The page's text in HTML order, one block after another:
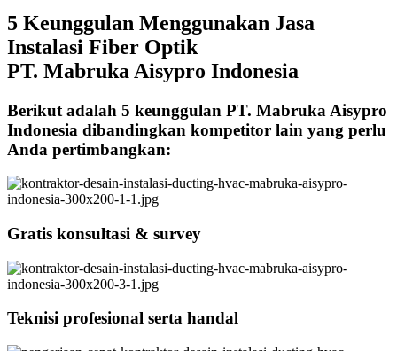
5 Keunggulan Menggunakan Jasa
Instalasi Fiber Optik
PT. Mabruka Aisypro Indonesia
Berikut adalah 5 keunggulan PT. Mabruka Aisypro
Indonesia dibandingkan kompetitor lain yang perlu
Anda pertimbangkan:
Gratis konsultasi & survey
Teknisi profesional serta handal